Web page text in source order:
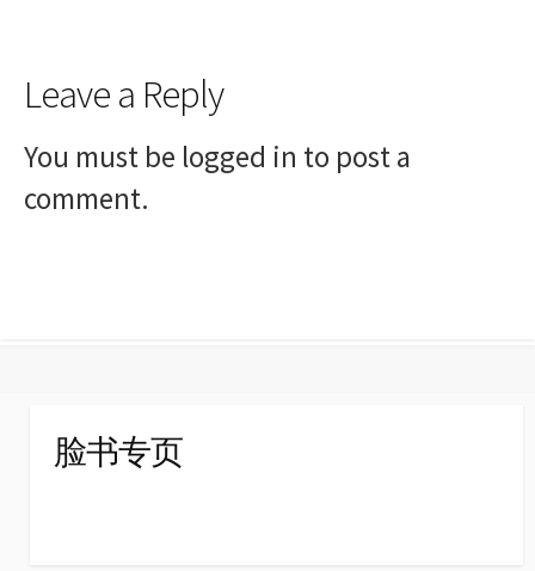
Leave a Reply
You must be logged in to post a
comment.
脸书专页